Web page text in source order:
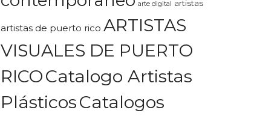
arte digital artistas
artistas de puerto rico ARTISTAS
VISUALES DE PUERTO
RICOCatalogo Artistas
PlásticosCatalogos